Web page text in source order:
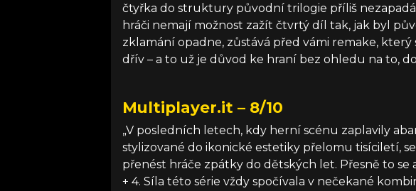
čtyřka do struktury původní trilogie příliš
hráči nemají možnost zažít čtvrtý díl tak, jak byl
zklamání opadne, zůstává před vámi remake,
dřív – a to už je důvod ke hraní bez ohledu na to,
Multiplayer.it – 8/10
„V posledních letech, kdy herní scénu zaplavily
stylizované do ikonické estetiky přelomu tisíciletí,
přenést hráče zpátky do dětských let. Přesně to se
+ 4. Síla této série vždy spočívala v nečekané